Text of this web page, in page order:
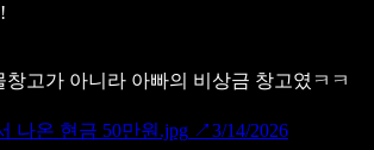
창고가 아니라 아빠의 비상금 창고였ㅋㅋ
나온 현금 50만원.jpg ↗3/14/2026